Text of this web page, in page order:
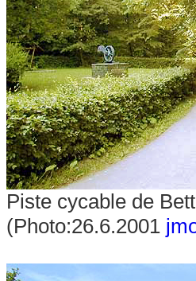
Piste cycable de
(Photo:26.6.2001